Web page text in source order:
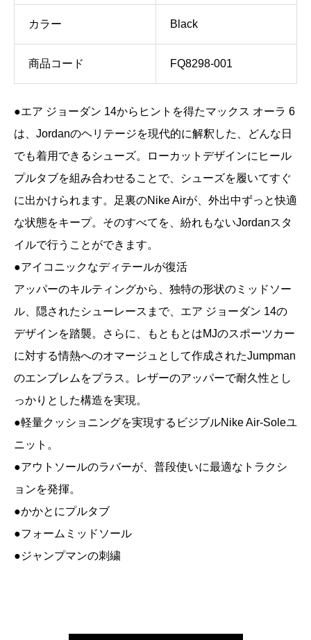
カラー Black
商品コード FQ8298-001
●エア ジョーダン 14からヒントを得たマックス オーラ 6
は、Jordanのヘリテージを現代的に解釈した、どんな日
でも着用できるシューズ。ローカットデザインにヒール
プルタブを組み合わせることで、シューズを履いてすぐ
に出かけられます。足裏のNike Airが、外出中ずっと快適
な状態をキープ。そのすべてを、紛れもないJordanスタ
イルで行うことができます。
●アイコニックなディテールが復活
アッパーのキルティングから、独特の形状のミッドソー
ル、隠されたシューレースまで、エア ジョーダン 14の
デザインを踏襲。さらに、もともとはMJのスポーツカー
に対する情熱へのオマージュとして作成されたJumpman
のエンブレムをプラス。レザーのアッパーで耐久性とし
っかりとした構造を実現。
●軽量クッショニングを実現するビジブルNike Air-Soleユ
ニット。
●アウトソールのラバーが、普段使いに最適なトラクシ
ョンを発揮。
●かかとにプルタブ
●フォームミッドソール
●ジャンプマンの刺繍